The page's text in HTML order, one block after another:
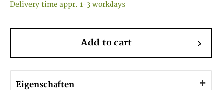
Delivery time appr. 1-3 workdays
Add to cart
Eigenschaften